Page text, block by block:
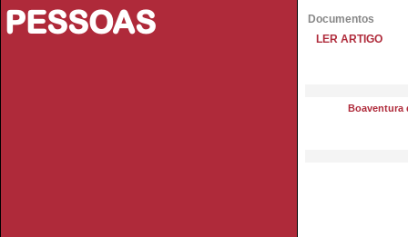
PESSOAS
Documentos
LER ARTIGO
Boaventura